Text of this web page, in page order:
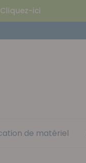
ici
de matériel